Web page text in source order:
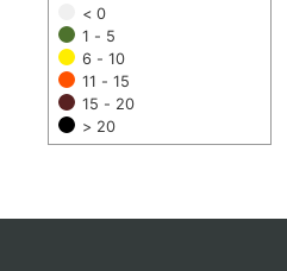
< 0
1 - 5
6 - 10
11 - 15
15 - 20
> 20